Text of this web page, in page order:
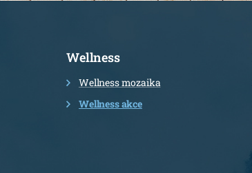
Informace
Wellness
Wellness mozaika
Wellness akce